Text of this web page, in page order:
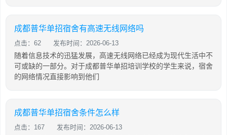
成都普华单招宿舍有高速无线网络吗
点击：62 发布时间：2026-06-13
随着信息技术的迅猛发展，高速无线网络已经成为现代生活中不
可或缺的一部分。对于成都普华单招培训学校的学生来说，宿舍
的网络情况直接影响到他们
成都普华单招宿舍条件怎么样
点击：167 发布时间：2026-06-13